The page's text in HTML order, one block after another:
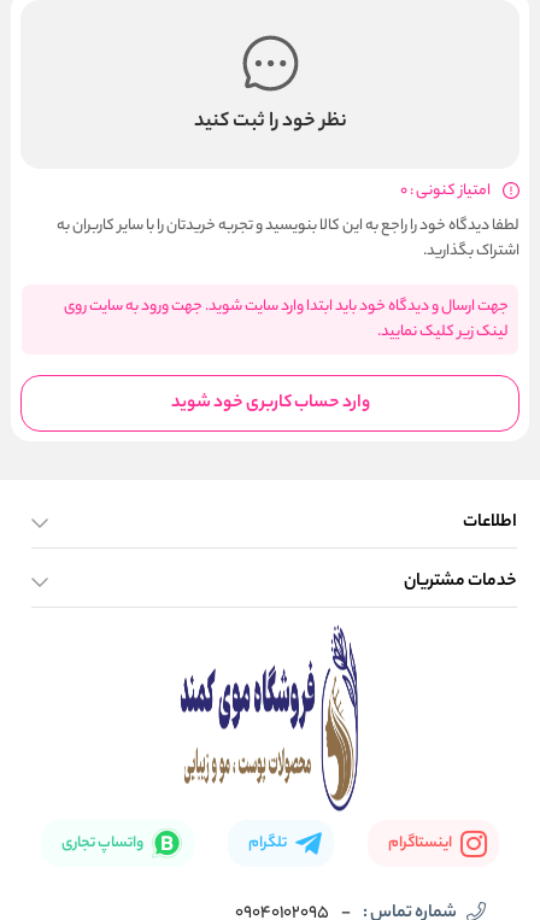
نظر خود را ثبت کنید
امتیاز کنونی : 0
لطفا دیدگاه خود را راجع به این کالا بنویسید و تجربه خریدتان را با سایر کاربران به
اشتراک بگذارید.
جهت ارسال و دیدگاه خود باید ابتدا وارد سایت شوید. جهت ورود به سایت روی
لینک زیر کلیک نمایید.
وارد حساب کاربری خود شوید
اطلاعات
صفحه اصلی
خدمات مشتریان
اینستاگرام تلگرام واتساپ تجاری